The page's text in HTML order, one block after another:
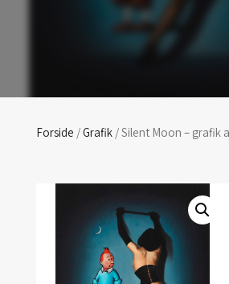
Forside /Grafik/ Silent Moon – grafik